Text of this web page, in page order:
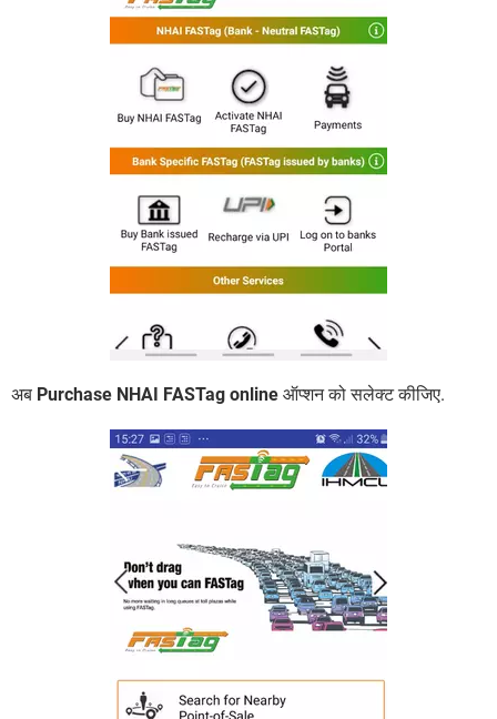
अब Purchase NHAI FASTag online ऑप्शन को सलेक्ट कीजिए.